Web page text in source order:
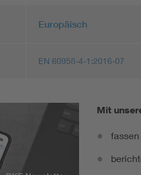
Europäisch
EN 60958-4-1:2016-07
Mit